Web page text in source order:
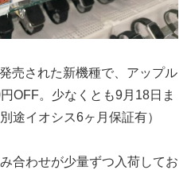
売された新機種で、アップル
OFF。少なくとも9月18日ま
途イオシス6ヶ月保証有）
合わせが少量ずつ入荷してお